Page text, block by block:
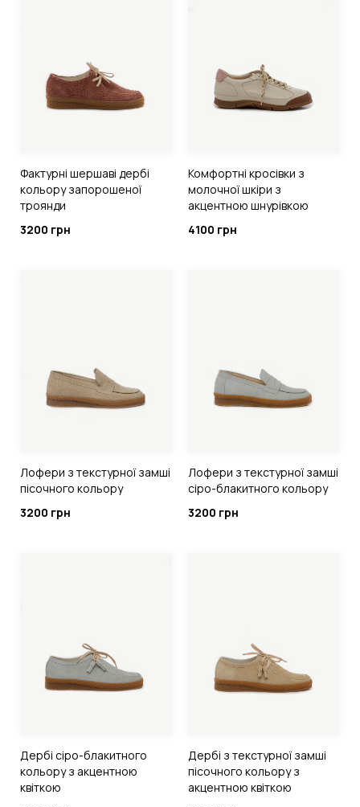
Фактурні шершаві дербі
кольору запорошеної
троянди
3200 грн
Комфортні кросівки з
молочної шкіри з
акцентною шнурівкою
4100 грн
Лофери з текстурної замші
пісочного кольору
3200 грн
Лофери з текстурної замші
сіро-блакитного кольору
3200 грн
Дербі сіро-блакитного
кольору з акцентною
квіткою
Дербі з текстурної замші
пісочного кольору з
акцентною квіткою